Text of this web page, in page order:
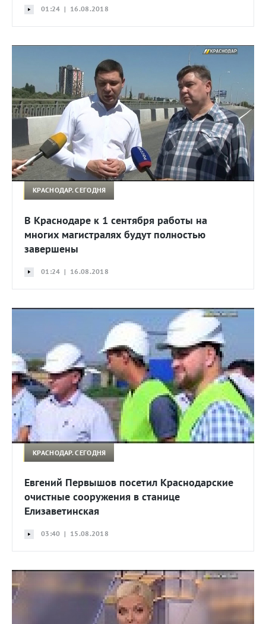
01:24 | 16.08.2018
КРАСНОДАР. СЕГОДНЯ
В Краснодаре к 1 сентября работы на
многих магистралях будут полностью
завершены
01:24 | 16.08.2018
КРАСНОДАР. СЕГОДНЯ
Евгений Первышов посетил Краснодарские
очистные сооружения в станице
Елизаветинская
03:40 | 15.08.2018